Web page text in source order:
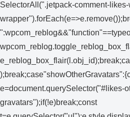
SelectorAll(".jetpack-comment-
e=document.querySelector("#likes-
gravatars");if(!e)break;const